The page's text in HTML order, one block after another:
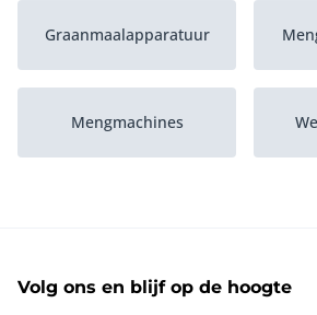
Graanmaalapparatuur
Mengmachines
Snijmachines
Volg ons en blijf op de hoogte